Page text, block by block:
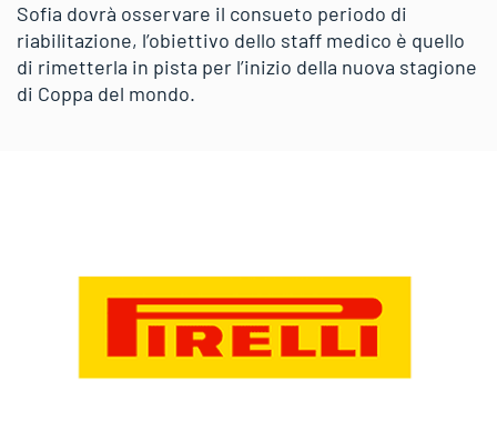
Sofia dovrà osservare il consueto periodo di
riabilitazione, l’obiettivo dello staff medico è quello
di rimetterla in pista per l’inizio della nuova stagione
di Coppa del mondo.